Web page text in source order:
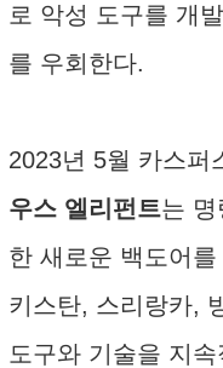
로 악성 도구를 개
를 우회한다.
2023년 5월 카스퍼
우스 엘리펀트는
한 새로운 백도어
키스탄, 스리랑카,
도구와 기술을 지